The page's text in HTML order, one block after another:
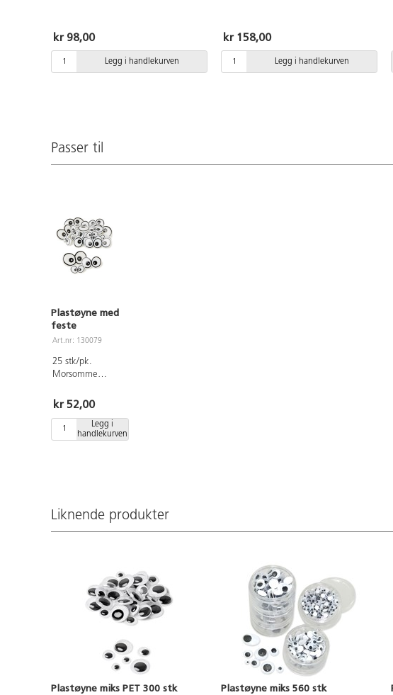
kr 98,00
Legg i handlekurven
størrelser. Av PET.
kr 158,00
Legg i handlekurven
Passer til
Plastøyne med
feste
Art.nr: 130079
25 stk/pk.
Morsomme
størrelser. Smart
feste. Perfekte
for å gi liv til
egenproduserte
kr 52,00
Legg i
handlekurven
Liknende produkter
Plastøyne miks PET 300 stk Plastøyne miks 560 stk